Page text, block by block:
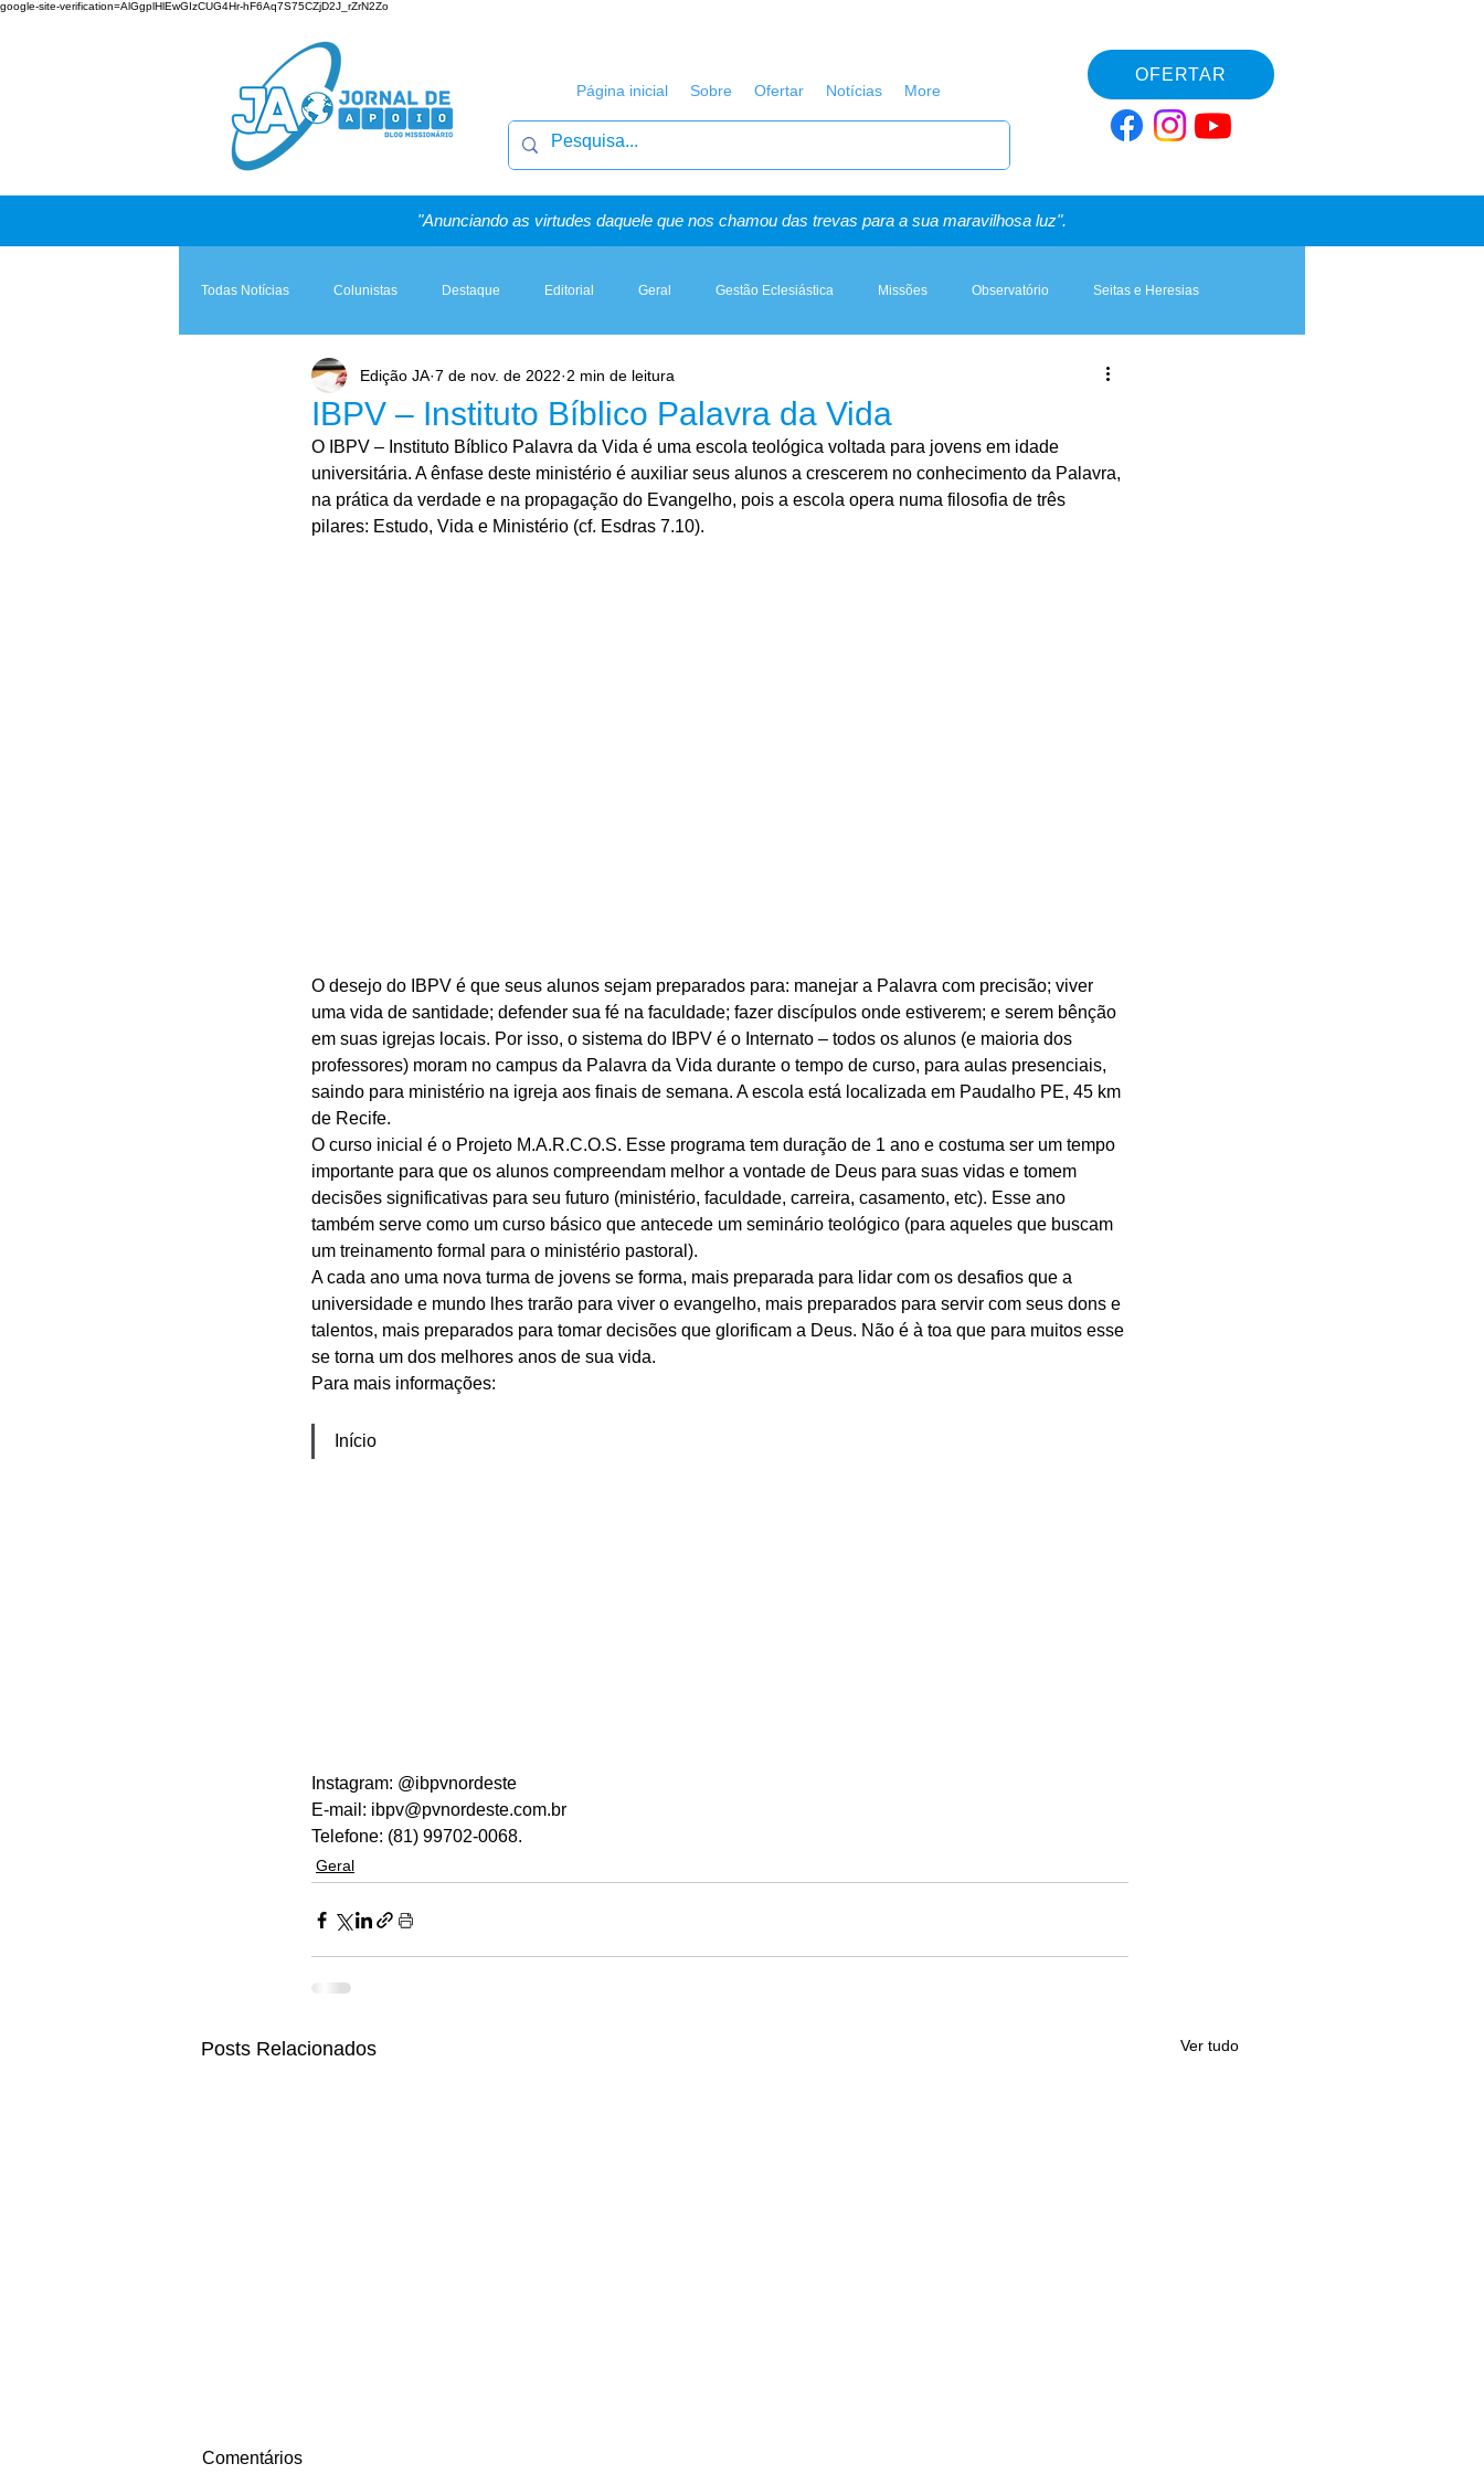
google-site-verification=AlGgplHlEwGIzCUG4Hr-hF6Aq7S75CZjD2J_rZrN2Zo
Página inicial Sobre Ofertar Notícias More
OFERTAR
"Anunciando as virtudes daquele que nos chamou das trevas para a sua maravilhosa luz".
Todas Notícias Colunistas Destaque Editorial Geral Gestão Eclesiástica Missões Observatório Seitas e Heresias
Teologia & Prática A Igreja e a Lei Artigos, Sermões & Esboços
IBPV – Instituto Bíblico Palavra da Vida
Edição JA 7 de nov. de 2022 2 min de leitura
O IBPV – Instituto Bíblico Palavra da Vida é uma escola teológica voltada para jovens em idade
universitária. A ênfase deste ministério é auxiliar seus alunos a crescerem no conhecimento da Palavra,
na prática da verdade e na propagação do Evangelho, pois a escola opera numa filosofia de três
pilares: Estudo, Vida e Ministério (cf. Esdras 7.10).
O desejo do IBPV é que seus alunos sejam preparados para: manejar a Palavra com precisão; viver
uma vida de santidade; defender sua fé na faculdade; fazer discípulos onde estiverem; e serem bênção
em suas igrejas locais. Por isso, o sistema do IBPV é o Internato – todos os alunos (e maioria dos
professores) moram no campus da Palavra da Vida durante o tempo de curso, para aulas presenciais,
saindo para ministério na igreja aos finais de semana. A escola está localizada em Paudalho PE, 45 km
de Recife.
O curso inicial é o Projeto M.A.R.C.O.S. Esse programa tem duração de 1 ano e costuma ser um tempo
importante para que os alunos compreendam melhor a vontade de Deus para suas vidas e tomem
decisões significativas para seu futuro (ministério, faculdade, carreira, casamento, etc). Esse ano
também serve como um curso básico que antecede um seminário teológico (para aqueles que buscam
um treinamento formal para o ministério pastoral).
A cada ano uma nova turma de jovens se forma, mais preparada para lidar com os desafios que a
universidade e mundo lhes trarão para viver o evangelho, mais preparados para servir com seus dons e
talentos, mais preparados para tomar decisões que glorificam a Deus. Não é à toa que para muitos esse
se torna um dos melhores anos de sua vida.
Para mais informações:
Início
Instagram: @ibpvnordeste
E-mail: ibpv@pvnordeste.com.br
Telefone: (81) 99702-0068.
Geral
Posts Relacionados Ver tudo
Comentários